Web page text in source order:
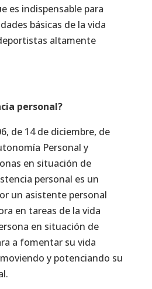
es indispensable para
básicas de la vida
altamente
personal?
de 14 de diciembre, de
Personal y
en situación de
personal es un
un asistente personal
en tareas de la vida
en situación de
a fomentar su vida
y potenciando su